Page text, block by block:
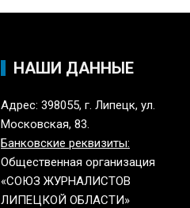
НАШИ ДАННЫЕ
Адрес: 398055, г. Липецк, ул.
Московская, 83.
Банковские реквизиты:
Общественная организация
«СОЮЗ ЖУРНАЛИСТОВ
ЛИПЕЦКОЙ ОБЛАСТИ»